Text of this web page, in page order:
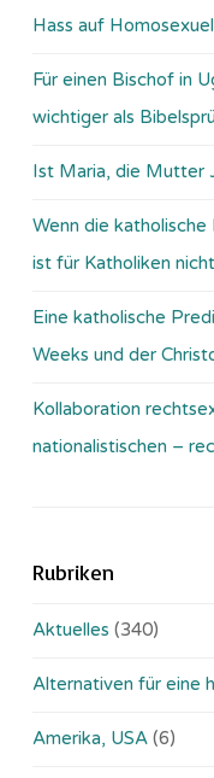
Hass auf
Für einen Bischof in
wichtiger als
Ist Maria, die Mutter
Wenn die
ist für Katholiken
Eine katholische
Weeks und der
Kollaboration
nationalistischen –
Rubriken
Aktuelles (340)
Alternativen für eine
Amerika, USA (6)